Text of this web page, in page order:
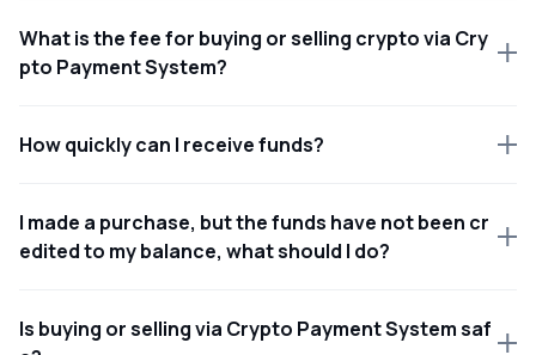
What is the fee for buying or selling crypto via Cry
pto Payment System?
How quickly can I receive funds?
I made a purchase, but the funds have not been cr
edited to my balance, what should I do?
Is buying or selling via Crypto Payment System saf